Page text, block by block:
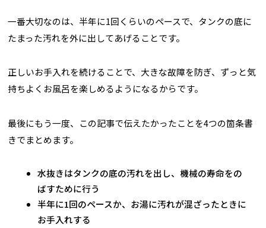
一番大切なのは、半年に1回くらいのペースで、タンクの底に
たまった汚れを外に出してあげることです。
正しいお手入れを続けることで、大きな故障を防ぎ、ずっと気
持ちよくお風呂を楽しめるようになるからです。
最後にもう一度、この記事で伝えたかったことを4つの箇条書
きでまとめます。
水抜きはタンクの底の汚れを出し、機械の寿命をの
ばすために行う
半年に1回のペースか、お湯に汚れが混ざったときに
お手入れする